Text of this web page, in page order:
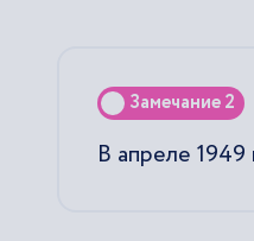
Замечание 2
В апреле